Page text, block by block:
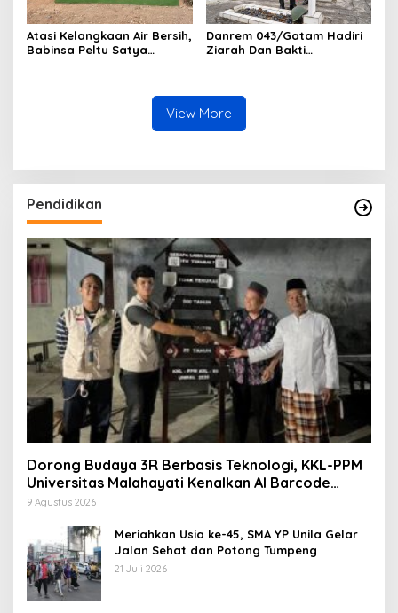
Atasi Kelangkaan Air Bersih,
Babinsa Peltu Satya
Pembangunan Sumur Bor di
Danrem 043/Gatam Hadiri
Ziarah Dan Bakti
View More
Pendidikan
Dorong Budaya 3R Berbasis Teknologi, KKL-PPM
Universitas Malahayati Kenalkan AI Barcode
untuk Edukasi Sampah
9 Agustus 2026
Meriahkan Usia ke-45, SMA YP Unila Gelar
Jalan Sehat dan Potong Tumpeng
21 Juli 2026